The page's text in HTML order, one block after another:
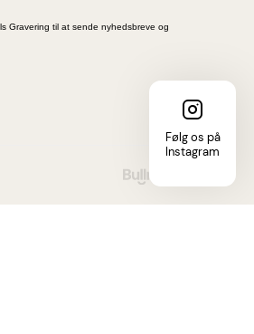
Gravering til at sende nyhedsbreve og
Følg os på
Instagram